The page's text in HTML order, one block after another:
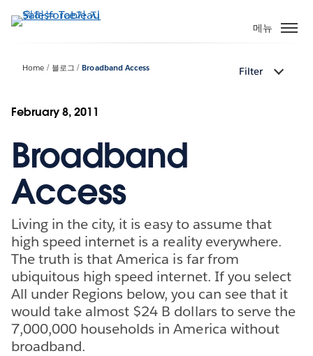
요
메뉴
Home 블로그 Broadband Access Filter
February 8, 2011
Broadband
Access
Living in the city, it is easy to assume that
high speed internet is a reality everywhere.
The truth is that America is far from
ubiquitous high speed internet. If you select
All under Regions below, you can see that it
would take almost $24 B dollars to serve the
7,000,000 households in America without
broadband.